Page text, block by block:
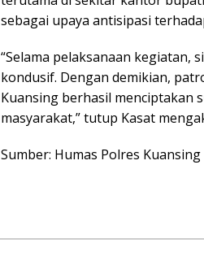
sebagai upaya antisipasi
“Selama pelaksanaan kegiatan,
kondusif. Dengan demikian,
Kuansing berhasil menciptakan
masyarakat,” tutup Kasat
Sumber: Humas Polres Kuansing